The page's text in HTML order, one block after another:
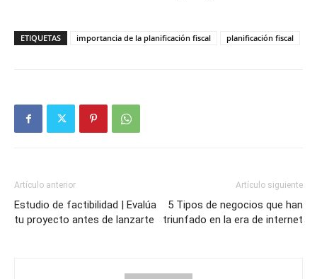
ETIQUETAS importancia de la planificación fiscal planificación fiscal
Artículo anterior
Estudio de factibilidad | Evalúa
tu proyecto antes de lanzarte
Artículo siguiente
5 Tipos de negocios que han
triunfado en la era de internet